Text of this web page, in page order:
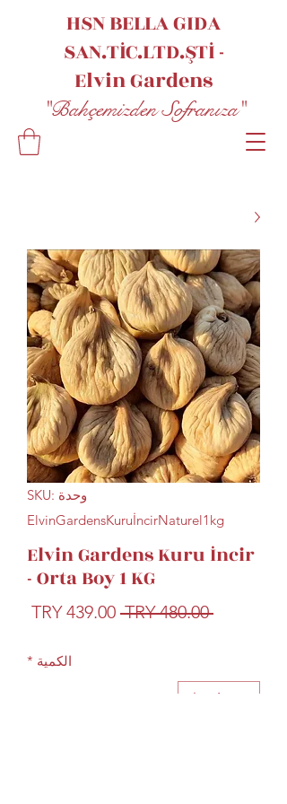
HSN BELLA GIDA
SAN.TİC.LTD.ŞTİ -
ElvinGardens
"Bahçemizden Sofranıza"
وحدة SKU:
ElvinGardensKuruİncirNaturel1kg
Elvin Gardens Kuru İncir
- Orta Boy 1 KG
‏480.00 TRY
سعر
الكمية *